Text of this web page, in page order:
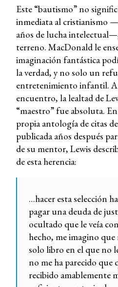
Este “bautismo” no
inmediata al cristianismo
años de lucha
terreno. MacDonald le
imaginación fantástica
la verdad, y no solo un
entretenimiento infantil. A
encuentro, la lealtad de
“maestro” fue absoluta.
propia antología de citas
publicada años después
de su mentor, Lewis
de esta herencia:
…hacer esta selección
pagar una deuda de
ocultado que le veía
hecho, me imagino
solo libro en el que no
no me ha parecido que
recibido amablemente